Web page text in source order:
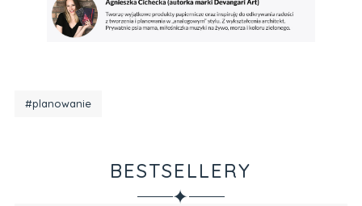
#planowanie
BESTSELLERY
✦